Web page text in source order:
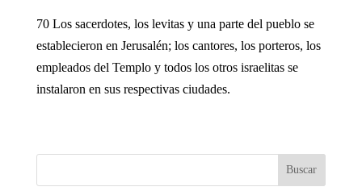
70 Los sacerdotes, los levitas y una parte del pueblo se
establecieron en Jerusalén; los cantores, los porteros, los
empleados del Templo y todos los otros israelitas se
instalaron en sus respectivas ciudades.
Buscar